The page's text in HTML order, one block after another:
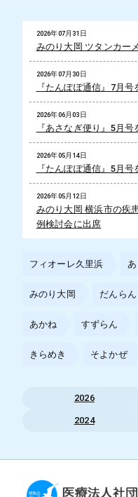
2026年07月31日
みのり大岡 ツタンカー
2026年07月30日
『たんぽぽ通信』7月
2026年06月03日
『あさなぎ便り』5月
2026年05月14日
『たんぽぽ通信』5月
2026年05月12日
みのり大岡 横浜市の疾
例検討会に出席
フィオーレ久里浜
みのり大岡 だんらん
あかね すずらん
きらめき そよかぜ
2026
2024